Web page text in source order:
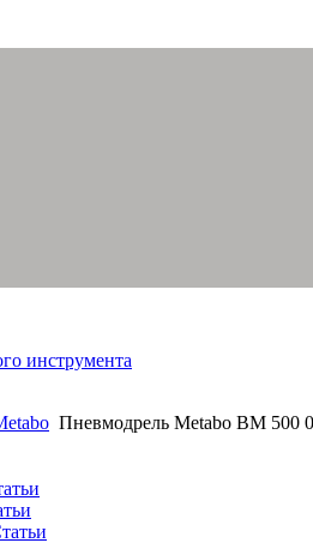
инструмента
Пневмодрель Metabo BM 500